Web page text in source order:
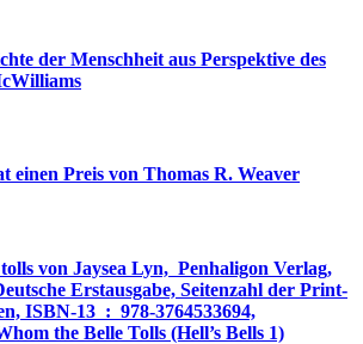
der Menschheit aus Perspektive des
einen Preis von Thomas R. Weaver
von Jaysea Lyn, ‎ Penhaligon Verlag,
Erstausgabe, Seitenzahl der Print-
: ‎ For Whom the Belle Tolls (Hell’s Bells 1)